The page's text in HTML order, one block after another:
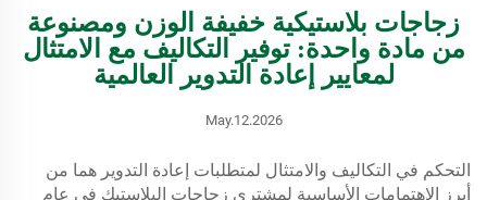
زجاجات بلاستيكية خفيفة الوزن ومصنوعة
من مادة واحدة: توفير التكاليف مع الامتثال
لمعايير إعادة التدوير العالمية
May.12.2026
التحكم في التكاليف والامتثال لمتطلبات إعادة التدوير هما من
أبرز الاهتمامات الأساسية لمشتري زجاجات البلاستيك في عام